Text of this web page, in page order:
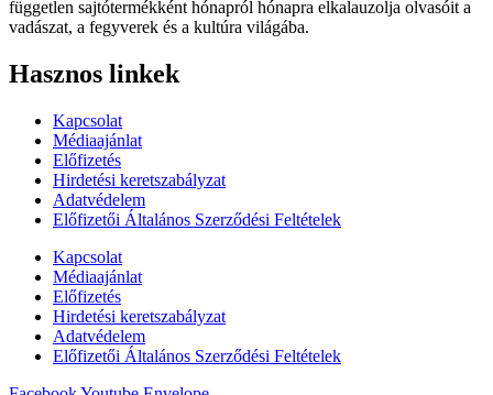
független sajtótermékként hónapról hónapra elkalauzolja olvasóit a
vadászat, a fegyverek és a kultúra világába.
Hasznos linkek
Kapcsolat
Médiaajánlat
Előfizetés
Hirdetési keretszabályzat
Adatvédelem
Előfizetői Általános Szerződési Feltételek
Kapcsolat
Médiaajánlat
Előfizetés
Hirdetési keretszabályzat
Adatvédelem
Előfizetői Általános Szerződési Feltételek